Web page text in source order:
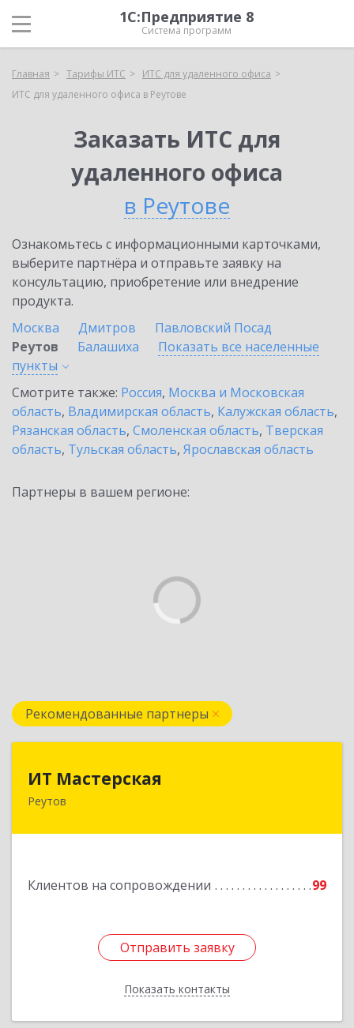
1С:Предприятие 8
Система программ
Главная Тарифы ИТС
ИТС для удаленного офиса
ИТС для удаленного офиса в Реутове
Заказать ИТС для
удаленного офиса
в Реутове
Ознакомьтесь с информационными карточками,
выберите партнёра и отправьте заявку на
консультацию, приобретение или внедрение
продукта.
Москва
Дмитров
Павловский Посад
Реутов
Балашиха
Показать все населенные
пункты
Смотрите также: Россия, Москва и Московская
область, Владимирская область, Калужская область,
Рязанская область, Смоленская область, Тверская
область, Тульская область, Ярославская область
Партнеры в вашем регионе:
Рекомендованные партнеры
ИТ Мастерская
Реутов
Клиентов на сопровождении 99
Отправить заявку
Показать контакты
Отправить заявку
Назад